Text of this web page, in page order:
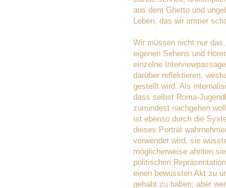
aus dem Ghetto und
Leben, das wir immer
Wir müssen nicht nur das
eigenen Sehens und
einzelne
darüber reflektieren,
gestellt wird. Als
dass selbst Roma-
zumindest nachgehen
ist ebenso durch die
dieses Porträt
verwendet wird, sie
möglicherweise ahnten
politischen
einen bewussten Akt zu
gehabt zu haben; aber